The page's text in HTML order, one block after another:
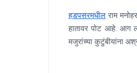
हडपसरमधील राम
हातावर पोट आहे. आग
मजुरांच्या कुटुंबीयांना